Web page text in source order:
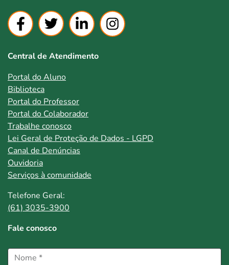
Central de Atendimento
Portal do Aluno
Biblioteca
Portal do Professor
Portal do Colaborador
Trabalhe conosco
Lei Geral de Proteção de Dados - LGPD
Canal de Denúncias
Ouvidoria
Serviços à comunidade
Telefone Geral:
(61) 3035-3900
Fale conosco